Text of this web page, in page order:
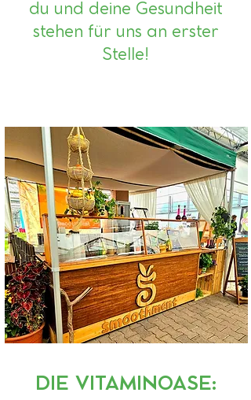
du und deine Gesundheit
stehen für uns an erster
Stelle!
DIE VITAMINOASE: